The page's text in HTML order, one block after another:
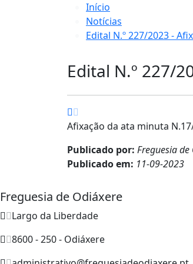
Início
Notícias
Edital N.º 227/2023 -
Edital N.º 227/
Afixação da ata minuta
Publicado por: Freguesia
Publicado em: 11-09-2023
Freguesia de Odiáxere
Largo da Liberdade
8600 - 250 - Odiáxere